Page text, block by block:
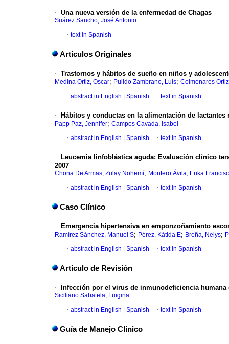
· Una nueva versión de la enfermedad de Chagas
Suárez Sancho, José Antonio
· text in Spanish
Artículos Originales
· Trastornos y hábitos de sueño en niños y
Medina Ortiz, Oscar; Pulido Zambrano, Luis; Colmenares
· abstract in English Spanish · text in Spanish
· Hábitos y conductas en la alimentación de
Papp Paz, Jennifer; Campos Cavada, Isabel
· abstract in English Spanish · text in Spanish
·
Leucemia linfoblástica aguda: Evaluación clínico
2007
Chona De Armas, Zulay Nohemí; Montero Ávila, Erika
· abstract in English Spanish · text in Spanish
Caso Clínico
· Emergencia hipertensiva en emponzoñamiento
Ramírez Sánchez, Manuel S; Pérez, Kátida E; Breña, Nelys;
· abstract in English Spanish · text in Spanish
Artículo de Revisión
· Infección por el virus de inmunodeficiencia humana
Siciliano Sabatela, Luigina
· abstract in English Spanish · text in Spanish
Guía de Manejo Clínico